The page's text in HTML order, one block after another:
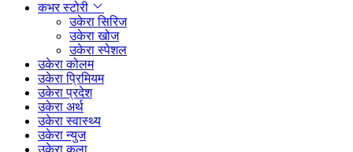
कभर स्टोरी
उकेरा सिरिज
उकेरा खोज
उकेरा स्पेशल
उकेरा कोलम
उकेरा प्रिमियम
उकेरा प्रदेश
उकेरा अर्थ
उकेरा स्वास्थ्य
उकेरा न्युज
उकेरा कला